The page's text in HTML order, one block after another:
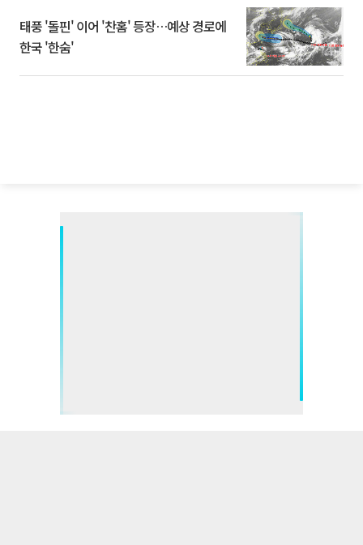
태풍 '돌핀' 이어 '찬홈' 등장…예상 경로에
한국 '한숨'